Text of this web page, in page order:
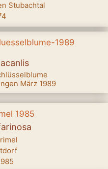
Stubachtal
März 1989